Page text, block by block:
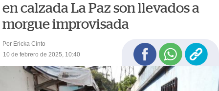
en calzada La Paz son llevados a
morgue improvisada
Por Ericka Cinto
10 de febrero de 2025, 10:40